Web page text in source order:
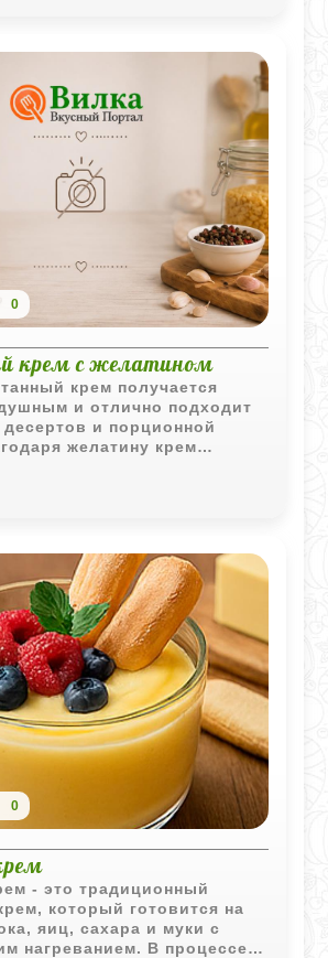
0
крем с желатином
крем получается
и отлично подходит
и порционной
желатину крем
форму, а ваниль делает
и ароматным.
0
- это традиционный
который готовится на
яиц, сахара и муки с
нагреванием. В процессе